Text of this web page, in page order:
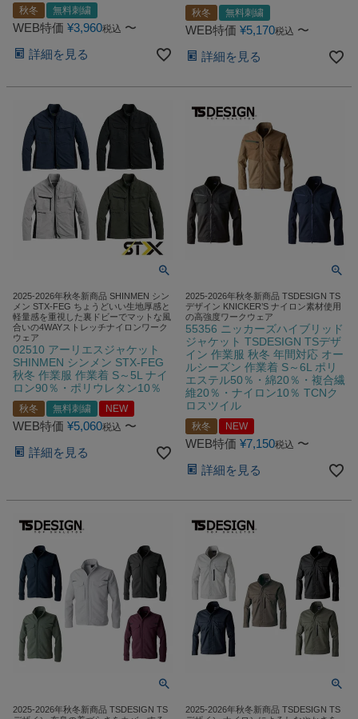
秋冬 無料刺繍
WEB特価 ¥3,960税込 〜
詳細を見る
秋冬 無料刺繍
WEB特価 ¥5,170税込 〜
詳細を見る
2025-2026年秋冬新商品 SHINMEN シン
メン STX-FEG ちょうどいい生地厚感と
軽量感を重視した裏ドビーでマットな風
合いの4WAYストレッチナイロンワーク
ウェア
02510 アーリエスジャケット
SHINMEN シンメン STX-FEG
秋冬 作業服 作業着 S～5L ナイ
ロン90％・ポリウレタン10％
秋冬 無料刺繍 NEW
WEB特価 ¥5,060税込 〜
詳細を見る
2025-2026年秋冬新商品 TSDESIGN TS
デザイン KNICKER’S ナイロン素材使用
の高強度ワークウェア
55356 ニッカーズハイブリッド
ジャケット TSDESIGN TSデザ
イン 作業服 秋冬 年間対応 オー
ルシーズン 作業着 S～6L ポリ
エステル50％・綿20％・複合繊
維20％・ナイロン10％ TCNク
ロスツイル
秋冬 NEW
WEB特価 ¥7,150税込 〜
詳細を見る
2025-2026年秋冬新商品 TSDESIGN TS
2025-2026年秋冬新商品 TSDESIGN TS